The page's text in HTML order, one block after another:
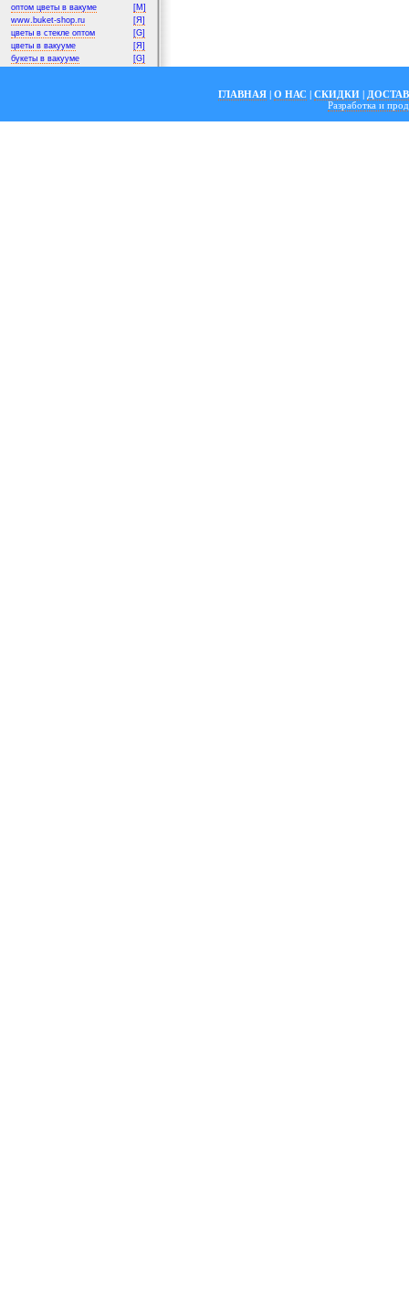
оптом цветы в вакуме
[M]
www.buket-shop.ru
[Я]
цветы в стекле оптом
[G]
цветы в вакууме
[Я]
букеты в вакууме
[G]
ГЛАВНАЯ | О НАС | СКИДКИ |
Разработка и